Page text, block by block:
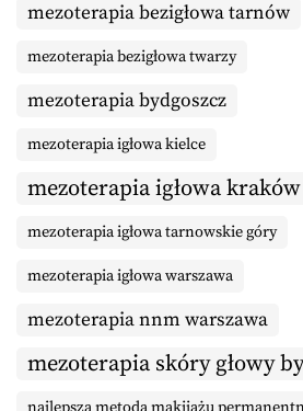
mezoterapia bezigłowa tarnów
mezoterapia bezigłowa twarzy
mezoterapia bydgoszcz
mezoterapia igłowa kielce
mezoterapia igłowa
mezoterapia igłowa tarnowskie góry
mezoterapia igłowa warszawa
mezoterapia nnm warszawa
mezoterapia skóry głowy